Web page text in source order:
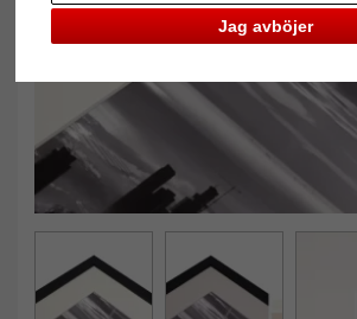
Jag avböjer